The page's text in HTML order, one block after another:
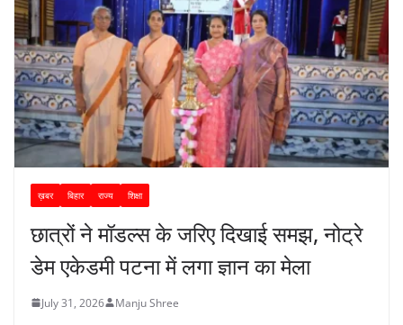
ख़बर बिहार राज्य शिक्षा
छात्रों ने मॉडल्स के जरिए दिखाई समझ, नोट्रे
डेम एकेडमी पटना में लगा ज्ञान का मेला
July 31, 2026 Manju Shree